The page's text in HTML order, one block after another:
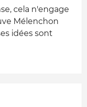
cela n'engage
Mélenchon
idées sont